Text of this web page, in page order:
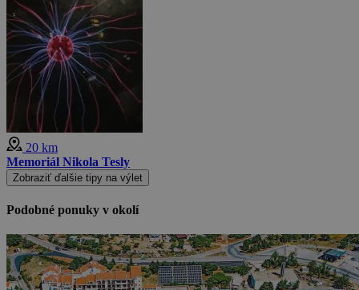
20 km
Memoriál Nikola Tesly
Zobraziť ďalšie tipy na výlet
Podobné ponuky v okolí